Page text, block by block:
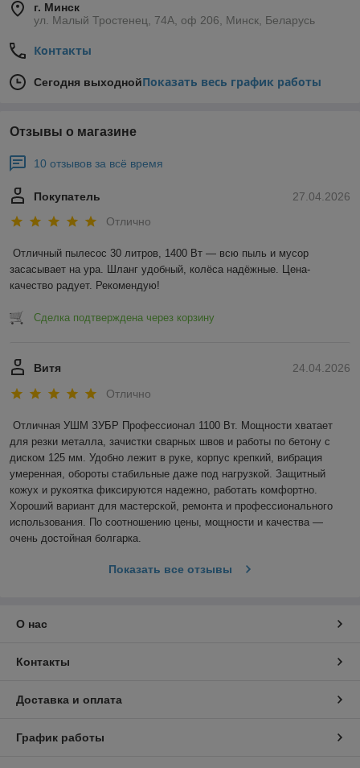
г. Минск
ул. Малый Тростенец, 74А, оф 206, Минск, Беларусь
Контакты
Сегодня выходнойПоказать весь график работы
Отзывы о магазине
10 отзывов за всё время
27.04.2026
Покупатель
Отлично
Отличный пылесос 30 литров, 1400 Вт — всю пыль и мусор
засасывает на ура. Шланг удобный, колёса надёжные. Цена-
качество радует. Рекомендую!
Сделка подтверждена через корзину
24.04.2026
Витя
Отлично
Отличная УШМ ЗУБР Профессионал 1100 Вт. Мощности хватает
для резки металла, зачистки сварных швов и работы по бетону с
диском 125 мм. Удобно лежит в руке, корпус крепкий, вибрация
умеренная, обороты стабильные даже под нагрузкой. Защитный
кожух и рукоятка фиксируются надежно, работать комфортно.
Хороший вариант для мастерской, ремонта и профессионального
использования. По соотношению цены, мощности и качества —
очень достойная болгарка.
Показать все отзывы
О нас
Контакты
Доставка и оплата
График работы